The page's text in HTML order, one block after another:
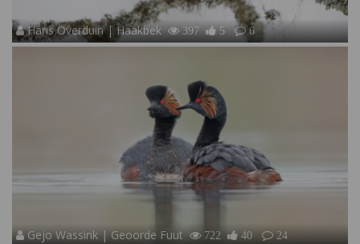
Hans Overduin | Haakbek 397 5 6
Gejo Wassink | Geoorde Fuut 722 40 24